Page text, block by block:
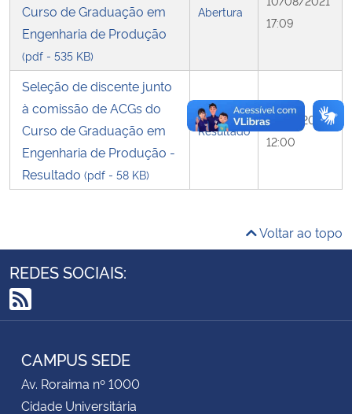
Secretaria-Geral
Advocacia-Geral da União
Curso de Graduação em
Engenharia de Produção
(pdf - 535 KB)
Abertura
17:09
Seleção de discente junto
à comissão de ACGs do
Curso de Graduação em
Engenharia de Produção -
Resultado (pdf - 58 KB)
Resultado
17/08/2021
12:00
Voltar ao topo
REDES SOCIAIS:
RSS
CAMPUS SEDE
Av. Roraima nº 1000
Cidade Universitária